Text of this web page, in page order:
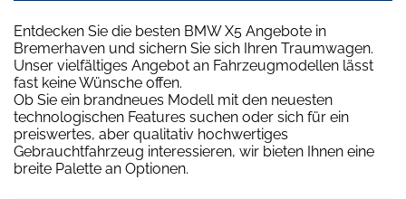
Entdecken Sie die besten BMW X5 Angebote in
Bremerhaven und sichern Sie sich Ihren Traumwagen.
Unser vielfältiges Angebot an Fahrzeugmodellen lässt
fast keine Wünsche offen.
Ob Sie ein brandneues Modell mit den neuesten
technologischen Features suchen oder sich für ein
preiswertes, aber qualitativ hochwertiges
Gebrauchtfahrzeug interessieren, wir bieten Ihnen eine
breite Palette an Optionen.